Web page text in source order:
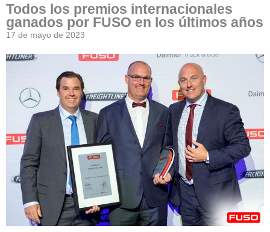
Todos los premios internacionales
ganados por FUSO en los últimos años
17 de mayo de 2023